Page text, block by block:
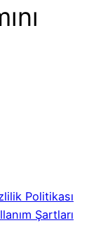
Politikası
Şartları